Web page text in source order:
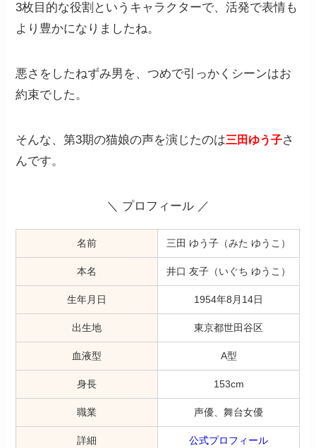
3枚目的な役割というキャラクターで、活発で表情も
より豊かになりましたね。
悪さをしたねずみ男を、つめで引っかくシーンはお
約束でした。
そんな、第3期の猫娘の声を演じたのは三田ゆう子さ
んです。
＼ プロフィール ／
名前 三田 ゆう子（みた ゆうこ）
本名 井口 友子（いぐち ゆうこ）
生年月日 1954年8月14日
出生地 東京都世田谷区
血液型 A型
身長 153cm
職業 声優、舞台女優
詳細 公式プロフィール